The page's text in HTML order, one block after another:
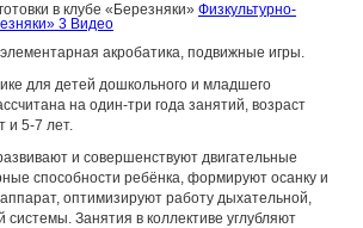
в клубе «Березняки» Физкультурно-
3 Видео
акробатика, подвижные игры.
для детей дошкольного и младшего
на один-три года занятий, возраст
и 5-7 лет.
и совершенствуют двигательные
способности ребёнка, формируют осанку и
оптимизируют работу дыхательной,
системы. Занятия в коллективе углубляют